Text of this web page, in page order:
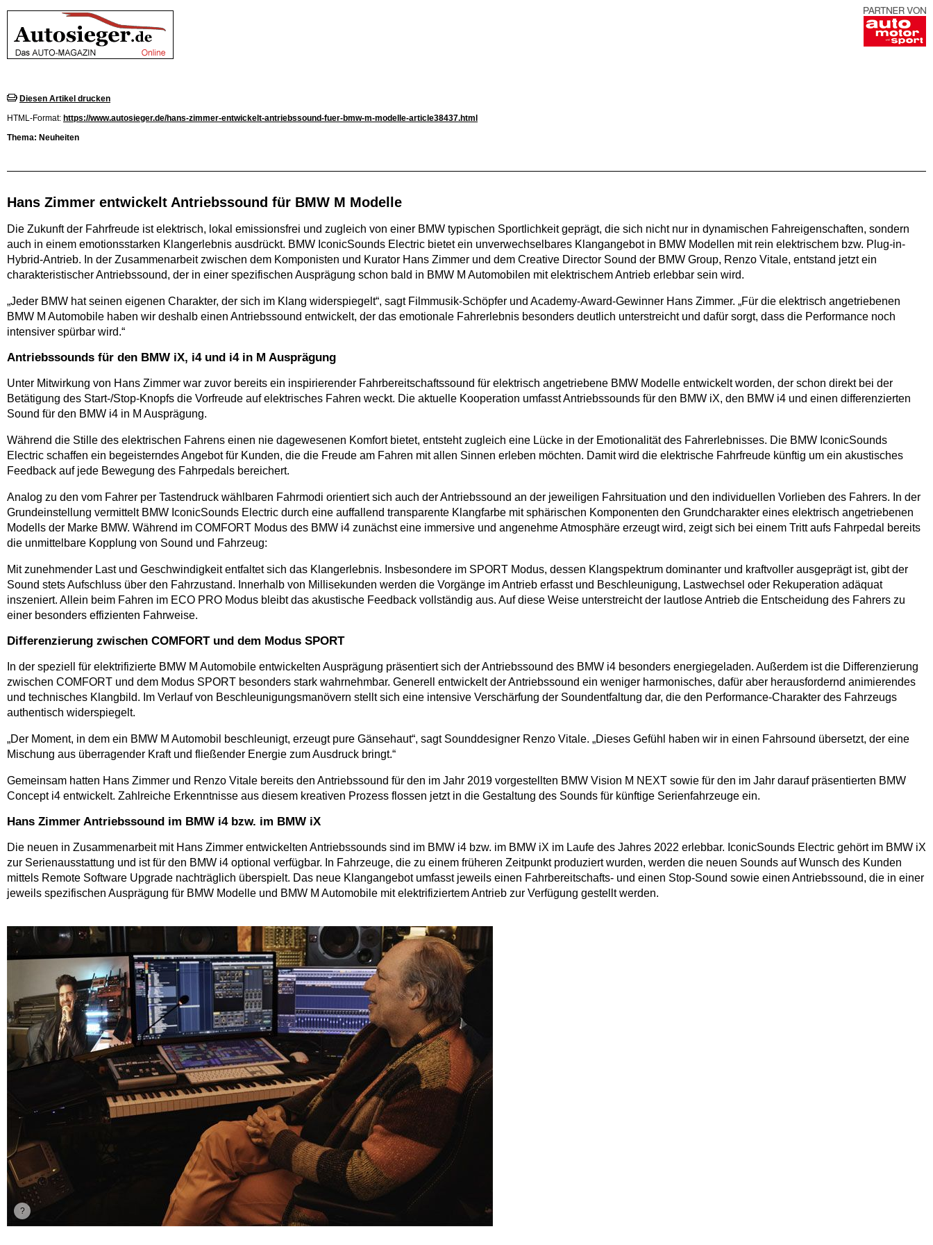
Diesen Artikel drucken
HTML-Format: https://www.autosieger.de/hans-zimmer-entwickelt-antriebssound-fuer-bmw-m-modelle-article38437.html
Thema: Neuheiten
Hans Zimmer entwickelt Antriebssound für BMW M Modelle
Die Zukunft der Fahrfreude ist elektrisch, lokal emissionsfrei und zugleich von einer BMW typischen Sportlichkeit geprägt, die sich nicht nur in dynamischen Fahreigenschaften, sondern
auch in einem emotionsstarken Klangerlebnis ausdrückt. BMW IconicSounds Electric bietet ein unverwechselbares Klangangebot in BMW Modellen mit rein elektrischem bzw. Plug-in-
Hybrid-Antrieb. In der Zusammenarbeit zwischen dem Komponisten und Kurator Hans Zimmer und dem Creative Director Sound der BMW Group, Renzo Vitale, entstand jetzt ein
charakteristischer Antriebssound, der in einer spezifischen Ausprägung schon bald in BMW M Automobilen mit elektrischem Antrieb erlebbar sein wird.
„Jeder BMW hat seinen eigenen Charakter, der sich im Klang widerspiegelt“, sagt Filmmusik-Schöpfer und Academy-Award-Gewinner Hans Zimmer. „Für die elektrisch angetriebenen
BMW M Automobile haben wir deshalb einen Antriebssound entwickelt, der das emotionale Fahrerlebnis besonders deutlich unterstreicht und dafür sorgt, dass die Performance noch
intensiver spürbar wird.“
Antriebssounds für den BMW iX, i4 und i4 in M Ausprägung
Unter Mitwirkung von Hans Zimmer war zuvor bereits ein inspirierender Fahrbereitschaftssound für elektrisch angetriebene BMW Modelle entwickelt worden, der schon direkt bei der
Betätigung des Start-/Stop-Knopfs die Vorfreude auf elektrisches Fahren weckt. Die aktuelle Kooperation umfasst Antriebssounds für den BMW iX, den BMW i4 und einen differenzierten
Sound für den BMW i4 in M Ausprägung.
Während die Stille des elektrischen Fahrens einen nie dagewesenen Komfort bietet, entsteht zugleich eine Lücke in der Emotionalität des Fahrerlebnisses. Die BMW IconicSounds
Electric schaffen ein begeisterndes Angebot für Kunden, die die Freude am Fahren mit allen Sinnen erleben möchten. Damit wird die elektrische Fahrfreude künftig um ein akustisches
Feedback auf jede Bewegung des Fahrpedals bereichert.
Analog zu den vom Fahrer per Tastendruck wählbaren Fahrmodi orientiert sich auch der Antriebssound an der jeweiligen Fahrsituation und den individuellen Vorlieben des Fahrers. In der
Grundeinstellung vermittelt BMW IconicSounds Electric durch eine auffallend transparente Klangfarbe mit sphärischen Komponenten den Grundcharakter eines elektrisch angetriebenen
Modells der Marke BMW. Während im COMFORT Modus des BMW i4 zunächst eine immersive und angenehme Atmosphäre erzeugt wird, zeigt sich bei einem Tritt aufs Fahrpedal bereits
die unmittelbare Kopplung von Sound und Fahrzeug:
Mit zunehmender Last und Geschwindigkeit entfaltet sich das Klangerlebnis. Insbesondere im SPORT Modus, dessen Klangspektrum dominanter und kraftvoller ausgeprägt ist, gibt der
Sound stets Aufschluss über den Fahrzustand. Innerhalb von Millisekunden werden die Vorgänge im Antrieb erfasst und Beschleunigung, Lastwechsel oder Rekuperation adäquat
inszeniert. Allein beim Fahren im ECO PRO Modus bleibt das akustische Feedback vollständig aus. Auf diese Weise unterstreicht der lautlose Antrieb die Entscheidung des Fahrers zu
einer besonders effizienten Fahrweise.
Differenzierung zwischen COMFORT und dem Modus SPORT
In der speziell für elektrifizierte BMW M Automobile entwickelten Ausprägung präsentiert sich der Antriebssound des BMW i4 besonders energiegeladen. Außerdem ist die Differenzierung
zwischen COMFORT und dem Modus SPORT besonders stark wahrnehmbar. Generell entwickelt der Antriebssound ein weniger harmonisches, dafür aber herausfordernd animierendes
und technisches Klangbild. Im Verlauf von Beschleunigungsmanövern stellt sich eine intensive Verschärfung der Soundentfaltung dar, die den Performance-Charakter des Fahrzeugs
authentisch widerspiegelt.
„Der Moment, in dem ein BMW M Automobil beschleunigt, erzeugt pure Gänsehaut“, sagt Sounddesigner Renzo Vitale. „Dieses Gefühl haben wir in einen Fahrsound übersetzt, der eine
Mischung aus überragender Kraft und fließender Energie zum Ausdruck bringt.“
Gemeinsam hatten Hans Zimmer und Renzo Vitale bereits den Antriebssound für den im Jahr 2019 vorgestellten BMW Vision M NEXT sowie für den im Jahr darauf präsentierten BMW
Concept i4 entwickelt. Zahlreiche Erkenntnisse aus diesem kreativen Prozess flossen jetzt in die Gestaltung des Sounds für künftige Serienfahrzeuge ein.
Hans Zimmer Antriebssound im BMW i4 bzw. im BMW iX
Die neuen in Zusammenarbeit mit Hans Zimmer entwickelten Antriebssounds sind im BMW i4 bzw. im BMW iX im Laufe des Jahres 2022 erlebbar. IconicSounds Electric gehört im BMW iX
zur Serienausstattung und ist für den BMW i4 optional verfügbar. In Fahrzeuge, die zu einem früheren Zeitpunkt produziert wurden, werden die neuen Sounds auf Wunsch des Kunden
mittels Remote Software Upgrade nachträglich überspielt. Das neue Klangangebot umfasst jeweils einen Fahrbereitschafts- und einen Stop-Sound sowie einen Antriebssound, die in einer
jeweils spezifischen Ausprägung für BMW Modelle und BMW M Automobile mit elektrifiziertem Antrieb zur Verfügung gestellt werden.